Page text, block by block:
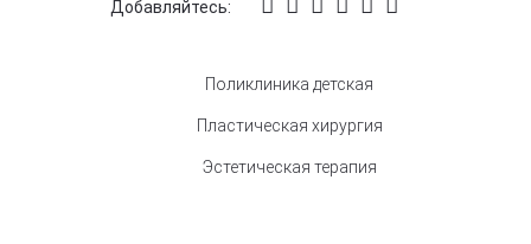
Добавляйтесь:
Поликлиника детская
Пластическая хирургия
Эстетическая терапия